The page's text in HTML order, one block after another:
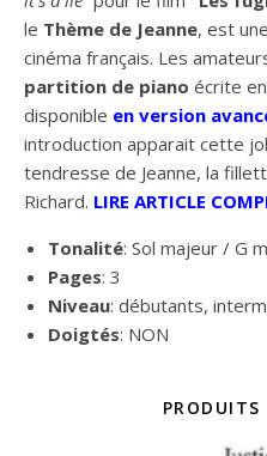
le Thème de Jeanne, est
cinéma français. Les
partition de piano écrite
disponible en version
introduction apparait cette
tendresse de Jeanne, la
Richard. LIRE ARTICLE
Tonalité: Sol majeur / G
Pages: 3
Niveau: débutants,
Doigtés: NON